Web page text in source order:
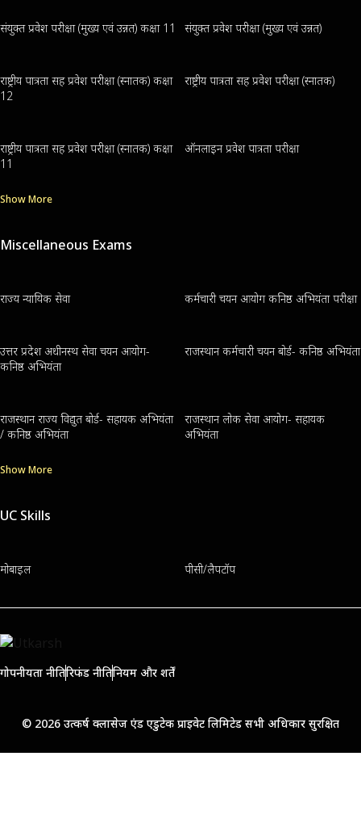
संयुक्त प्रवेश परीक्षा (मुख्य एवं उन्नत) कक्षा 11 संयुक्त प्रवेश परीक्षा (मुख्य एवं उन्नत)
राष्ट्रीय पात्रता सह प्रवेश परीक्षा (स्नातक) कक्षा
12
राष्ट्रीय पात्रता सह प्रवेश परीक्षा (स्नातक)
राष्ट्रीय पात्रता सह प्रवेश परीक्षा (स्नातक) कक्षा
11
ऑनलाइन प्रवेश पात्रता परीक्षा
Show More
Miscellaneous Exams
राज्य न्यायिक सेवा कर्मचारी चयन आयोग कनिष्ठ अभियंता परीक्षा
उत्तर प्रदेश अधीनस्थ सेवा चयन आयोग-
कनिष्ठ अभियंता
राजस्थान कर्मचारी चयन बोर्ड- कनिष्ठ अभियंता
राजस्थान राज्य विद्युत बोर्ड- सहायक अभियंता
/ कनिष्ठ अभियंता
राजस्थान लोक सेवा आयोग- सहायक
अभियंता
Show More
UC Skills
मोबाइल पीसी/लैपटॉप
गोपनीयता नीतिरिफंड नीतिनियम और शर्तें
© 2026 उत्कर्ष क्लासेज एंड एडुटेक प्राइवेट लिमिटेड सभी अधिकार सुरक्षित